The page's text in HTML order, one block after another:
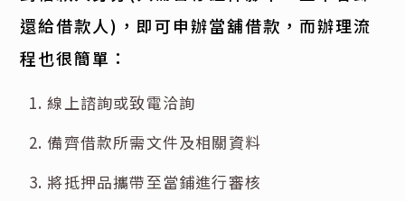
還給借款人)，即可申辦當舖借款，而辦理流
程也很簡單：
線上諮詢或致電洽詢
備齊借款所需文件及相關資料
將抵押品攜帶至當鋪進行審核